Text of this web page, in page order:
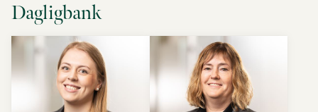
Dagligbank